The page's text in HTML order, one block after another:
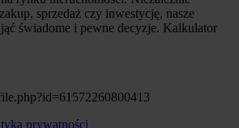
sprzedaż czy inwestycję, nasze
świadome i pewne decyzje. Kalkulator
prywatności